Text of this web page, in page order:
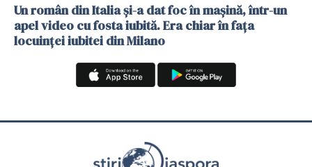
Un român din Italia și-a dat foc în mașină, într-un
apel video cu fosta iubită. Era chiar în fața
locuinței iubitei din Milano